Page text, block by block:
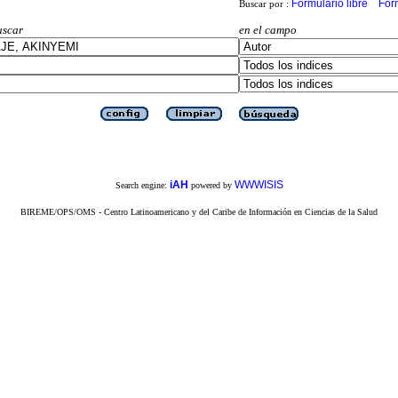
Buscar por : Formulario libre
en el campo
Search engine: iAH powered by WWWISIS
BIREME/OPS/OMS - Centro Latinoamericano y del Caribe de Información en Ciencias de la Salud